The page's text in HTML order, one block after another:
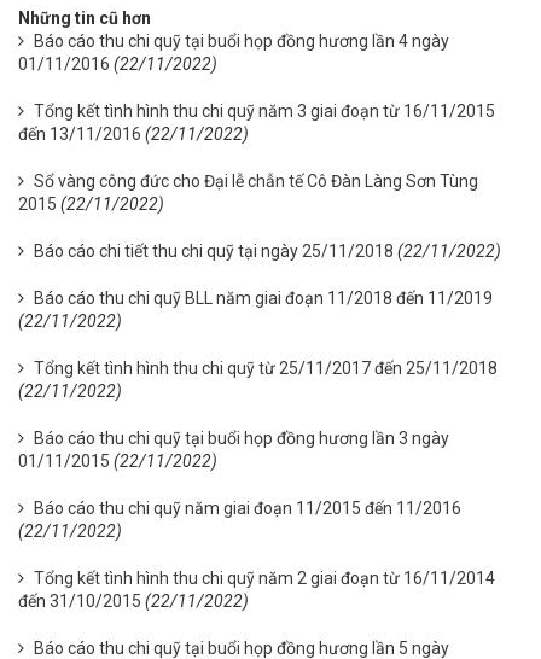
Những tin cũ hơn
Báo cáo thu chi quỹ tại buổi họp đồng hương lần 4 ngày
01/11/2016 (22/11/2022)
Tổng kết tình hình thu chi quỹ năm 3 giai đoạn từ 16/11/2015
đến 13/11/2016 (22/11/2022)
Sổ vàng công đức cho Đại lễ chẫn tế Cô Đàn Làng Sơn Tùng
2015 (22/11/2022)
Báo cáo chi tiết thu chi quỹ tại ngày 25/11/2018 (22/11/2022)
Báo cáo thu chi quỹ BLL năm giai đoạn 11/2018 đến 11/2019
(22/11/2022)
Tổng kết tình hình thu chi quỹ từ 25/11/2017 đến 25/11/2018
(22/11/2022)
Báo cáo thu chi quỹ tại buổi họp đồng hương lần 3 ngày
01/11/2015 (22/11/2022)
Báo cáo thu chi quỹ năm giai đoạn 11/2015 đến 11/2016
(22/11/2022)
Tổng kết tình hình thu chi quỹ năm 2 giai đoạn từ 16/11/2014
đến 31/10/2015 (22/11/2022)
Báo cáo thu chi quỹ tại buổi họp đồng hương lần 5 ngày